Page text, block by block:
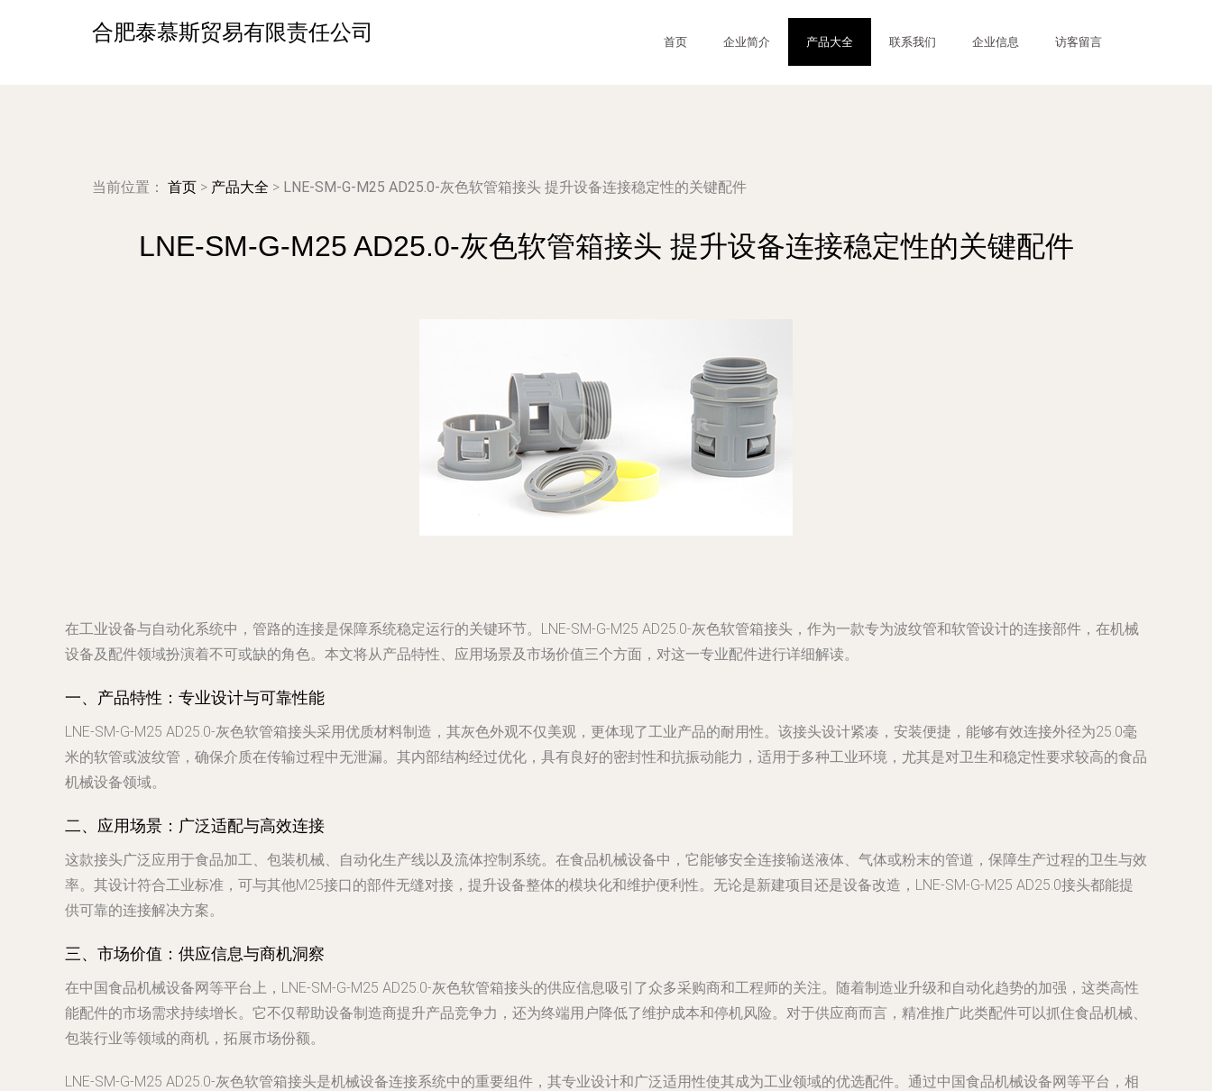
合肥泰慕斯贸易有限责任公司 首页 企业简介 产品大全 联系我们 企业信息 访客留言
当前位置： 首页 > 产品大全 > LNE-SM-G-M25 AD25.0-灰色软管箱接头 提升设备连接稳定性的关键配件
LNE-SM-G-M25 AD25.0-灰色软管箱接头 提升设备连接稳定性的关键配件
在工业设备与自动化系统中，管路的连接是保障系统稳定运行的关键环节。LNE-SM-G-M25 AD25.0-灰色软管箱接头，作为一款专为波纹管和软管设计的连接部件，在机械
设备及配件领域扮演着不可或缺的角色。本文将从产品特性、应用场景及市场价值三个方面，对这一专业配件进行详细解读。
一、产品特性：专业设计与可靠性能
LNE-SM-G-M25 AD25.0-灰色软管箱接头采用优质材料制造，其灰色外观不仅美观，更体现了工业产品的耐用性。该接头设计紧凑，安装便捷，能够有效连接外径为25.0毫
米的软管或波纹管，确保介质在传输过程中无泄漏。其内部结构经过优化，具有良好的密封性和抗振动能力，适用于多种工业环境，尤其是对卫生和稳定性要求较高的食品
机械设备领域。
二、应用场景：广泛适配与高效连接
这款接头广泛应用于食品加工、包装机械、自动化生产线以及流体控制系统。在食品机械设备中，它能够安全连接输送液体、气体或粉末的管道，保障生产过程的卫生与效
率。其设计符合工业标准，可与其他M25接口的部件无缝对接，提升设备整体的模块化和维护便利性。无论是新建项目还是设备改造，LNE-SM-G-M25 AD25.0接头都能提
供可靠的连接解决方案。
三、市场价值：供应信息与商机洞察
在中国食品机械设备网等平台上，LNE-SM-G-M25 AD25.0-灰色软管箱接头的供应信息吸引了众多采购商和工程师的关注。随着制造业升级和自动化趋势的加强，这类高性
能配件的市场需求持续增长。它不仅帮助设备制造商提升产品竞争力，还为终端用户降低了维护成本和停机风险。对于供应商而言，精准推广此类配件可以抓住食品机械、
包装行业等领域的商机，拓展市场份额。
LNE-SM-G-M25 AD25.0-灰色软管箱接头是机械设备连接系统中的重要组件，其专业设计和广泛适用性使其成为工业领域的优选配件。通过中国食品机械设备网等平台，相